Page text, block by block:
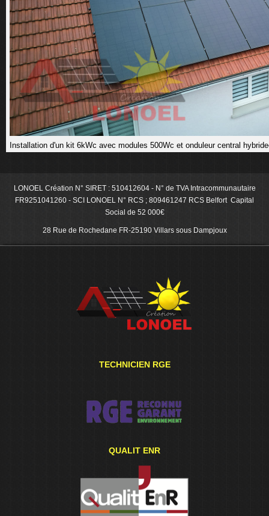
Installation d'un kit 6kWc avec modules 500Wc et onduleur central
LONOEL Création N° SIRET : 510412604 - N° de TVA Intracommunautaire
FR9251041260 - SCI LONOEL N° RCS ; 809461247 RCS Belfort Capital
Social de 52 000€
28 Rue de Rochedane FR-25190 Villars sous Dampjoux
TECHNICIEN RGE
QUALIT ENR